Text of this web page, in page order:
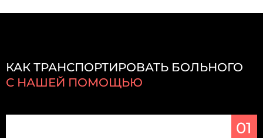
КАК ТРАНСПОРТИРОВАТЬ БОЛЬНОГО
С НАШЕЙ ПОМОЩЬЮ
01